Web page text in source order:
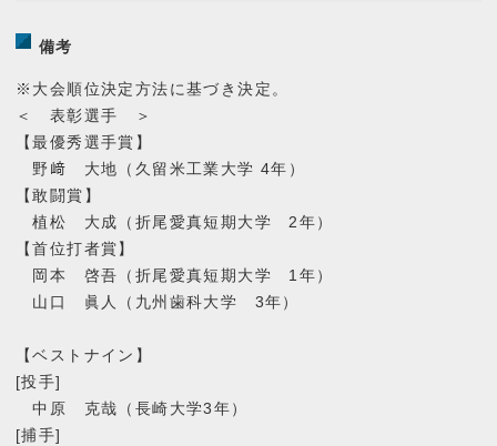
備考
※大会順位決定方法に基づき決定。
＜ 表彰選手 ＞
【最優秀選手賞】
野﨑 大地（久留米工業大学 4年）
【敢闘賞】
植松 大成（折尾愛真短期大学 2年）
【首位打者賞】
岡本 啓吾（折尾愛真短期大学 1年）
山口 眞人（九州歯科大学 3年）
【ベストナイン】
[投手]
中原 克哉（長崎大学3年）
[捕手]